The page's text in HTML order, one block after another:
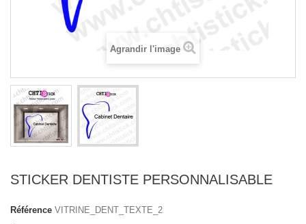
Agrandir l'image
STICKER DENTISTE PERSONNALISABLE
Référence VITRINE_DENT_TEXTE_2